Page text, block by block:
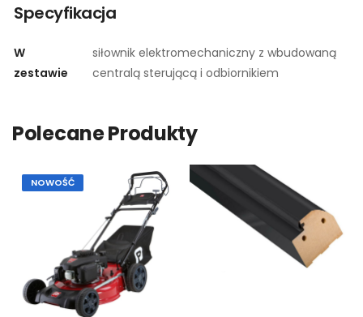
Specyfikacja
W
zestawie
siłownik elektromechaniczny z wbudowaną
centralą sterującą i odbiornikiem
Polecane Produkty
NOWOŚĆ